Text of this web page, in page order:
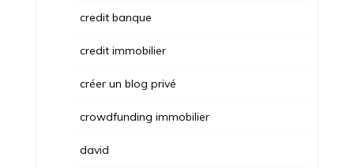
credit banque
credit immobilier
créer un blog privé
crowdfunding immobilier
david